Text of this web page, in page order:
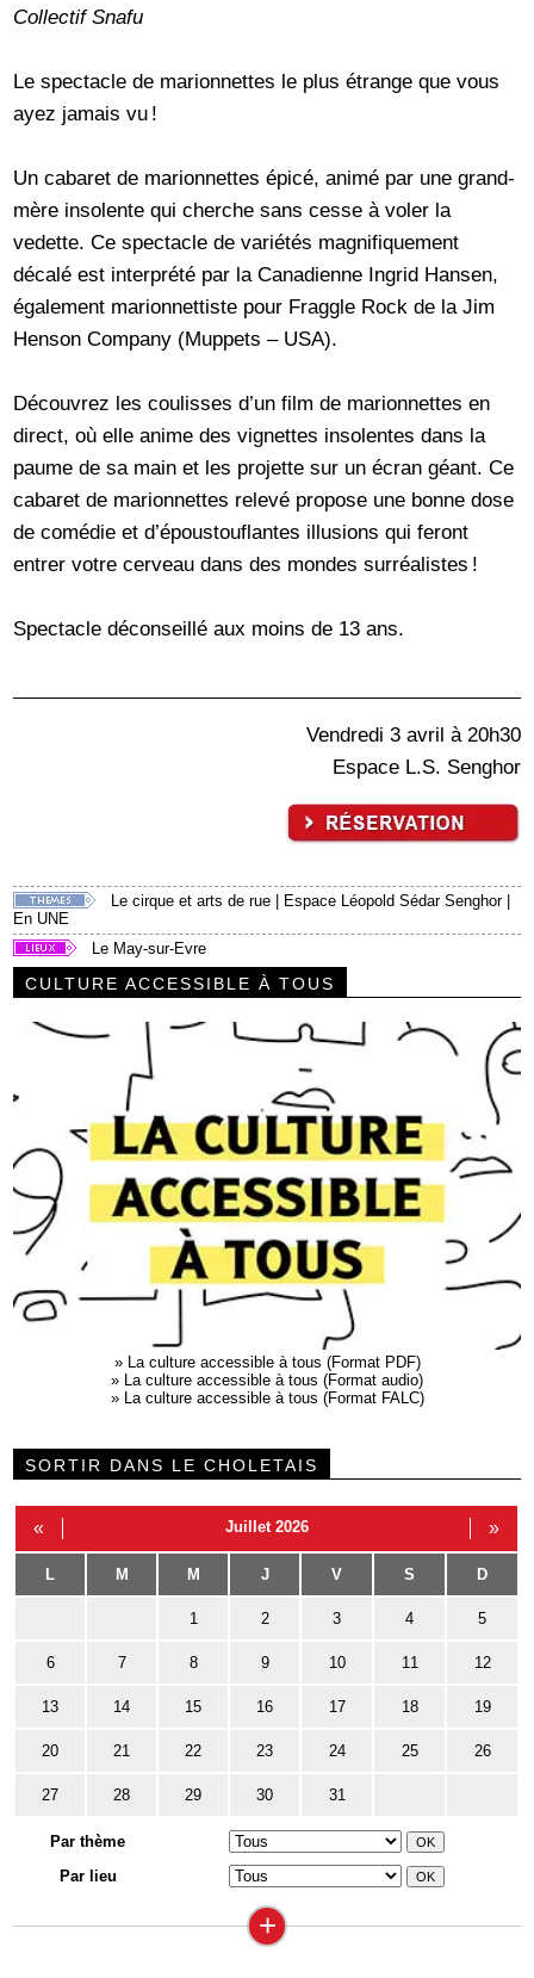
Collectif Snafu
Le spectacle de marionnettes le plus étrange que vous
ayez jamais vu !
Un cabaret de marionnettes épicé, animé par une grand-
mère insolente qui cherche sans cesse à voler la
vedette. Ce spectacle de variétés magnifiquement
décalé est interprété par la Canadienne Ingrid Hansen,
également marionnettiste pour Fraggle Rock de la Jim
Henson Company (Muppets – USA).
Découvrez les coulisses d’un film de marionnettes en
direct, où elle anime des vignettes insolentes dans la
paume de sa main et les projette sur un écran géant. Ce
cabaret de marionnettes relevé propose une bonne dose
de comédie et d’époustouflantes illusions qui feront
entrer votre cerveau dans des mondes surréalistes !
Spectacle déconseillé aux moins de 13 ans.
Vendredi 3 avril à 20h30
Espace L.S. Senghor
Le cirque et arts de rue Espace Léopold Sédar Senghor|
En UNE
Le May-sur-Evre
CULTURE ACCESSIBLE À TOUS
»
La culture accessible à tous (Format PDF)
»
La culture accessible à tous (Format audio)
»
La culture accessible à tous (Format FALC)
SORTIR DANS LE CHOLETAIS
« Juillet 2026 »
L M M J V S D
1 2 3 4 5
6 7 8 9 10 11 12
13 14 15 16 17 18 19
20 21 22 23 24 25 26
27 28 29 30 31
Par thème
Par lieu
+